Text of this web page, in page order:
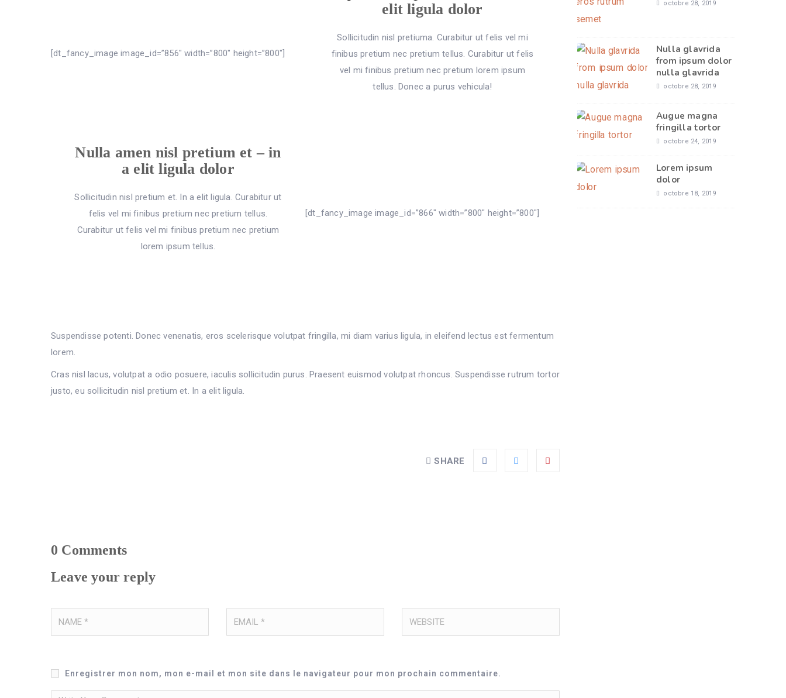
[dt_fancy_image image_id=”856″ width=”800″ height=”800″]
elit ligula dolor
Sollicitudin nisl pretiuma. Curabitur ut felis vel mi
finibus pretium nec pretium tellus. Curabitur ut felis
vel mi finibus pretium nec pretium lorem ipsum
tellus. Donec a purus vehicula!
Nulla amen nisl pretium et – in
a elit ligula dolor
Sollicitudin nisl pretium et. In a elit ligula. Curabitur ut
felis vel mi finibus pretium nec pretium tellus.
Curabitur ut felis vel mi finibus pretium nec pretium
lorem ipsum tellus.
[dt_fancy_image image_id=”866″ width=”800″ height=”800″]
Suspendisse potenti. Donec venenatis, eros scelerisque volutpat fringilla, mi diam varius ligula, in eleifend lectus est fermentum
lorem.
Cras nisl lacus, volutpat a odio posuere, iaculis sollicitudin purus. Praesent euismod volutpat rhoncus. Suspendisse rutrum tortor
justo, eu sollicitudin nisl pretium et. In a elit ligula.
SHARE
0 Comments
Leave your reply
Enregistrer mon nom, mon e-mail et mon site dans le navigateur pour mon prochain commentaire.
octobre 28, 2019
Nulla glavrida
from ipsum dolor
nulla glavrida
octobre 28, 2019
Augue magna
fringilla tortor
octobre 24, 2019
Lorem ipsum
dolor
octobre 18, 2019